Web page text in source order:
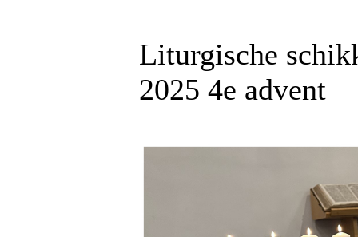
Liturgische
2025 4e advent